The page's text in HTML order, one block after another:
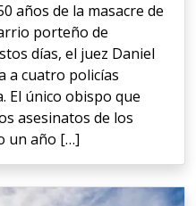
años de la masacre de
porteño de
días, el juez Daniel
a cuatro policías
El único obispo que
asesinatos de los
un año […]